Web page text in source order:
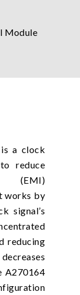
is a clock
reduce
(EMI)
works by
signal’s
reducing
A270164